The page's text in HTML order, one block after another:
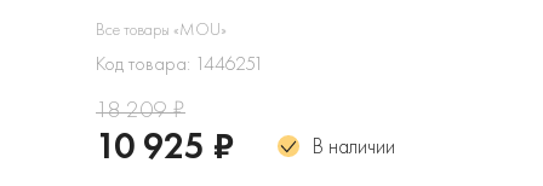
Все товары «MOU»
Код товара: 1446251
18 209 ₽
10 925 ₽ В наличии